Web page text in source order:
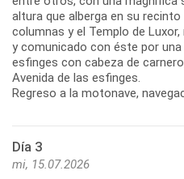
altura que alberga en su
columnas y el Templo de
y comunicado con éste por
esfinges con cabeza de
Avenida de las esfinges.
Regreso a la motonave,
Día 3
mi, 15.07.2026